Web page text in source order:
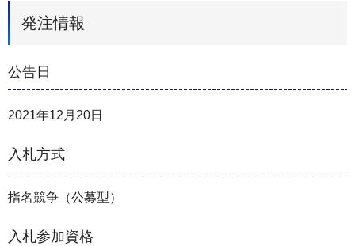
発注情報
公告日
2021年12月20日
入札方式
指名競争（公募型）
入札参加資格